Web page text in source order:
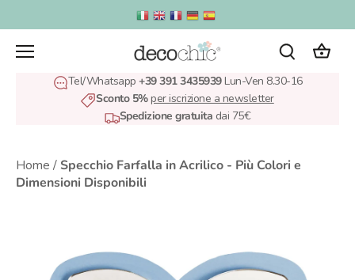
al
contenuto
Tel/Whatsapp +39 391 3435939Lun-Ven 8.30-16
Sconto 5%per iscrizione a newsletter
Spedizione gratuita dai 75€
Home / Specchio Farfalla in Acrilico - Più Colori e
Dimensioni Disponibili